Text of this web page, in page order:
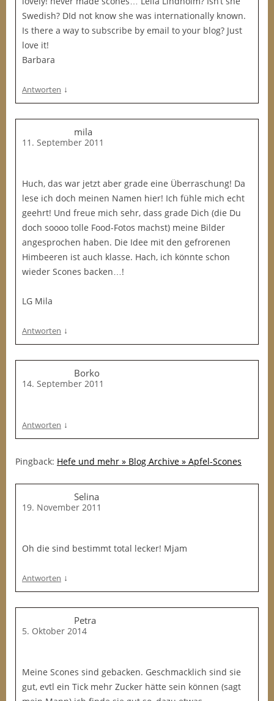
Swedish? DId not know she was internationally known.
Is there a way to subscribe by email to your blog? Just
love it!
Barbara
Antworten ↓
mila
11. September 2011
Huch, das war jetzt aber grade eine Überraschung! Da
lese ich doch meinen Namen hier! Ich fühle mich echt
geehrt! Und freue mich sehr, dass grade Dich (die Du
doch soooo tolle Food-Fotos machst) meine Bilder
angesprochen haben. Die Idee mit den gefrorenen
Himbeeren ist auch klasse. Hach, ich könnte schon
wieder Scones backen…!
LG Mila
Antworten ↓
Borko
14. September 2011
Antworten ↓
Pingback: Hefe und mehr » Blog Archive » Apfel-Scones
Selina
19. November 2011
Oh die sind bestimmt total lecker! Mjam
Antworten ↓
Petra
5. Oktober 2014
Meine Scones sind gebacken. Geschmacklich sind sie
gut, evtl ein Tick mehr Zucker hätte sein können (sagt